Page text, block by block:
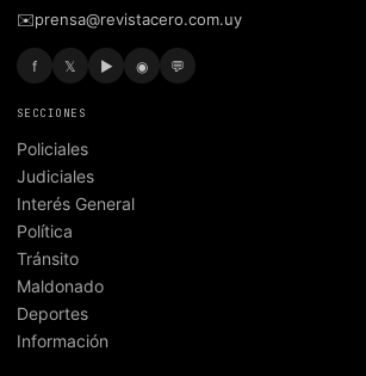
✉️prensa@revistacero.com.uy
f 𝕏 ▶ ◉ 💬
SECCIONES
Policiales
Judiciales
Interés General
Política
Tránsito
Maldonado
Deportes
Información